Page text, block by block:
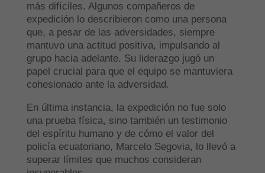
más difíciles. Algunos compañeros de
expedición lo describieron como una persona
que, a pesar de las adversidades, siempre
mantuvo una actitud positiva, impulsando al
grupo hacia adelante. Su liderazgo jugó un
papel crucial para que el equipo se mantuviera
cohesionado ante la adversidad.
En última instancia, la expedición no fue solo
una prueba física, sino también un testimonio
del espíritu humano y de cómo el valor del
policía ecuatoriano, Marcelo Segovia, lo llevó a
superar límites que muchos consideran